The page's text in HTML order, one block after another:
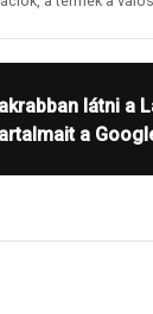
látni a
a